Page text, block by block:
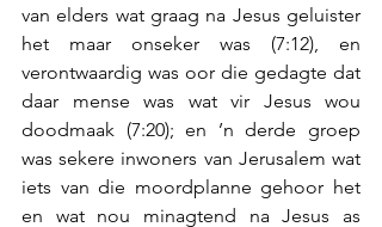
van elders wat graag na Jesus geluister
het maar onseker was (7:12), en
verontwaardig was oor die gedagte dat
daar mense was wat vir Jesus wou
doodmaak (7:20); en ’n derde groep
was sekere inwoners van Jerusalem wat
iets van die moordplanne gehoor het